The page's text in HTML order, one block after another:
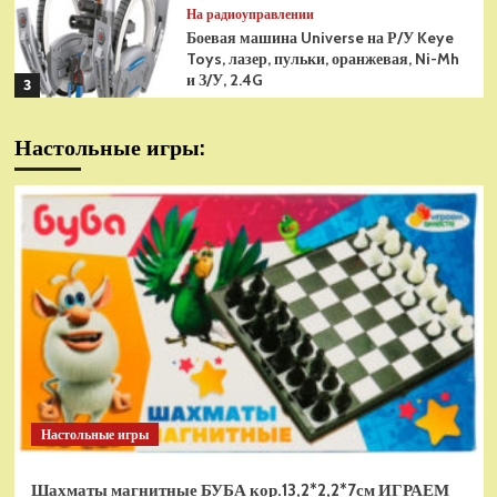
3
На радиоуправлении
Боевая машина Universe на Р/У Keye
Toys, лазер, пульки, оранжевая, Ni-Mh
и З/У, 2.4G
Радиоуправляемая модель
(HN1586)
На радиоуправлении
Р/У танк Taigen 1/16
Panzerkampfwagen III (Германия) HC
(для ИК танкового боя) V3 2.4G RTR,
TG3848-1HC-IR3.0
1
На радиоуправлении
Радиоуправляемый танк Torro
Sturmtiger Panzer 1к16
(TR1111700300)
Настольные игры:
Настольные игры
Шахматы магнитные БУБА кор.13,2*2,2*7см ИГРАЕМ